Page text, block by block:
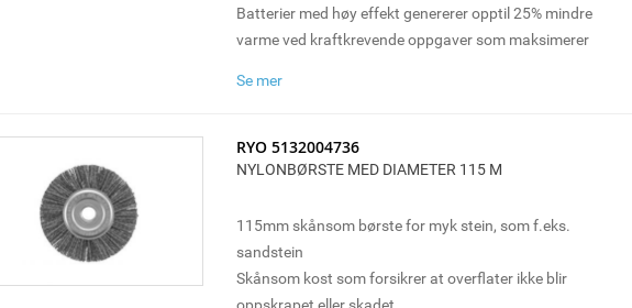
Batterier med høy effekt genererer opptil 25% mindre
varme ved kraftkrevende oppgaver som maksimerer
Ny, effektiv energioverføring med en fordobling av
IntelliCell™; teknologi overvåker og optimerer separate
battericeller for maksimal dirftstid, levetid og sikkerhet
75%, 50%, 25%)
Kraftig batterikonstruksjon med innebygd støtbeskyttelse
for langsiktig holdbarhet
Borer opptil 1080 stk 16x50 mm hull med R18DD5
Se mer
RYO 5132004736
NYLONBØRSTE MED DIAMETER 115 M
115mm skånsom børste for myk stein, som f.eks.
sandstein
Skånsom kost som forsikrer at overflater ikke blir